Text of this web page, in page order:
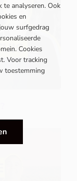
te analyseren. Ook
en
surfgedrag
Cookies
Voor tracking
toestemming